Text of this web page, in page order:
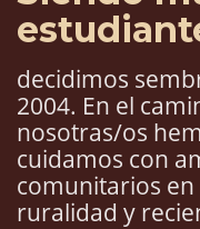
decidimos
2004. En el
nosotras/os
cuidamos con
comunitarios
ruralidad y